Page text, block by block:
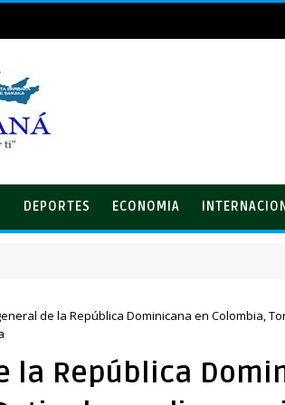
DEPORTES ECONOMIA
de la República Dominicana en Colombia,
la República